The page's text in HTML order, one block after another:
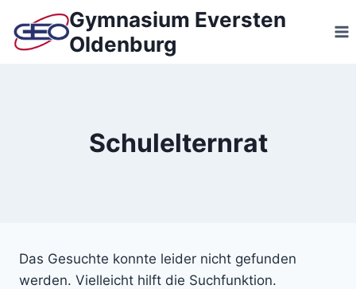
Inhalt
springen
Gymnasium Eversten
Oldenburg
Schulelternrat
Das Gesuchte konnte leider nicht gefunden
werden. Vielleicht hilft die Suchfunktion.